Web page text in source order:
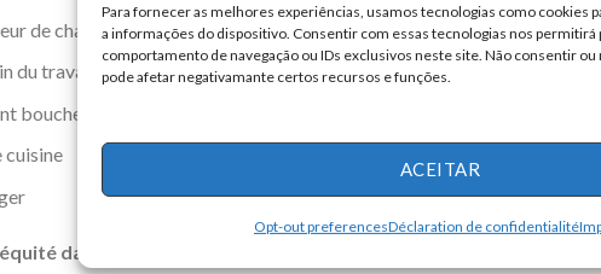
Para fornecer as melhores experiências, usamos tecnologias como cookies
a informações do dispositivo. Consentir com essas tecnologias nos permitirá
comportamento de navegação ou IDs exclusivos neste site. Não consentir
pode afetar negativamante certos recursos e funções.
ACEITAR
Opt-out preferencesDéclaration de confidentialité
de chambre froide
du travail
boucher
cuisine
dans la rémunération